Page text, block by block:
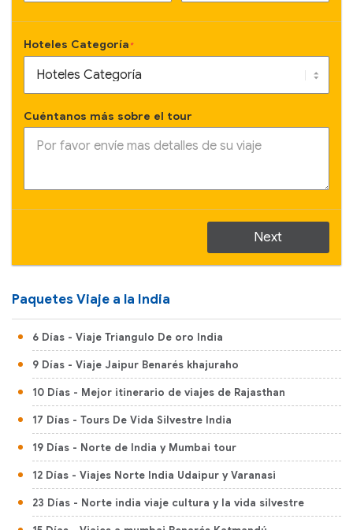
Hoteles Categoría *
Cuéntanos más sobre el tour
Next
Paquetes Viaje a la India
6 Días - Viaje Triangulo De oro India
9 Días - Viaje Jaipur Benarés khajuraho
10 Días - Mejor itinerario de viajes de Rajasthan
17 Días - Tours De Vida Silvestre India
19 Días - Norte de India y Mumbai tour
12 Días - Viajes Norte India Udaipur y Varanasi
23 Días - Norte india viaje cultura y la vida silvestre